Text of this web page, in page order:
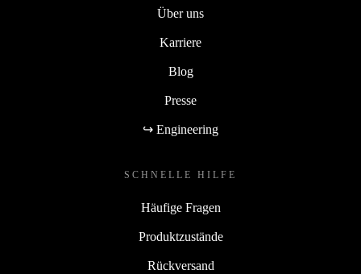
Über uns
Karriere
Blog
Presse
↪ Engineering
SCHNELLE HILFE
Häufige Fragen
Produktzustände
Rückversand